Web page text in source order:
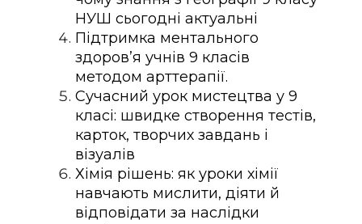
НУШ сьогодні актуальні
Підтримка ментального
здоров’я учнів 9 класів
методом арттерапії.
Сучасний урок мистецтва у 9
класі: швидке створення тестів,
карток, творчих завдань і
візуалів
Хімія рішень: як уроки хімії
навчають мислити, діяти й
відповідати за наслідки